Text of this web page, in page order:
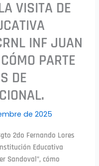
VISITA DE
INF JUAN
PARTE
DE
de 2025
2do Fernando Lores
Educativa
Sandoval”, cómo